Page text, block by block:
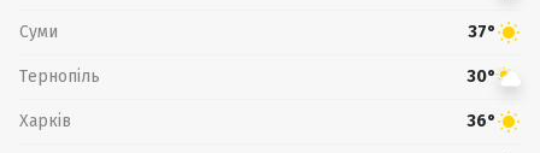
Суми 37°
Тернопіль 30°
Харків 36°